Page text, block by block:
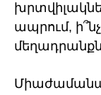
ապրում,